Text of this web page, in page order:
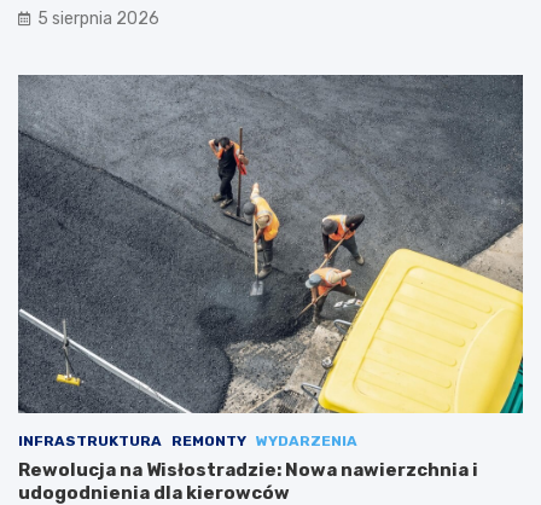
5 sierpnia 2026
INFRASTRUKTURA REMONTY WYDARZENIA
Rewolucja na Wisłostradzie: Nowa nawierzchnia i
udogodnienia dla kierowców